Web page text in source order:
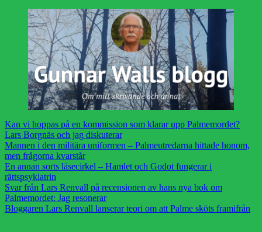
Kan vi hoppas på en kommission som klarar upp Palmemordet?
Lars Borgnäs och jag diskuterar
Mannen i den militära uniformen – Palmeutredarna hittade honom,
men frågorna kvarstår
En annan sorts läsecirkel – Hamlet och Godot fungerar i
rättspsykiatrin
Svar från Lars Renvall på recensionen av hans nya bok om
Palmemordet: Jag resonerar
Bloggaren Lars Renvall lanserar teori om att Palme sköts framifrån